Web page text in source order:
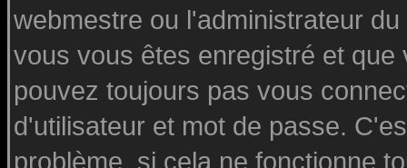
webmestre ou l'administrateur
vous vous êtes enregistré et
pouvez toujours pas vous
d'utilisateur et mot de passe.
problème, si cela ne fonctionne